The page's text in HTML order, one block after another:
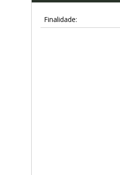
Finalidade: